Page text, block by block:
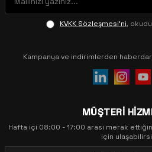
KVKK Sözleşmesi'ni,
Kampanya ve indirimlerden
MÜŞTERİ
Hafta içi 08:00 - 17:00 arası merak
için